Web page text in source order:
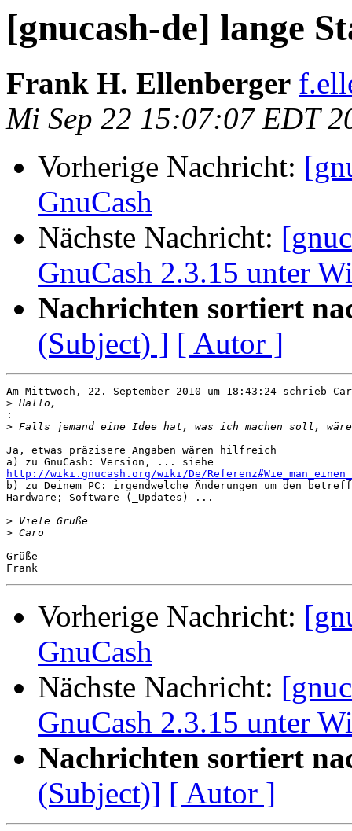
[gnucash-de] lange
Frank H. Ellenberger
Mi Sep 22 15:07:07 EDT
Vorherige Nachricht:
GnuCash
Nächste Nachricht:
GnuCash 2.3.15 unter
Nachrichten sortiert
(Subject) ] [ Autor ]
Am Mittwoch, 22. September 2010 um 18:43:24 schrieb
>
:
>
Ja, etwas präzisere Angaben wären hilfreich
http://wiki.gnucash.org/wiki/De/
b) zu Deinem PC: irgendwelche Änderungen um den
Hardware; Software (_Updates) ...
>
>
Grüße
Vorherige Nachricht:
GnuCash
Nächste Nachricht:
GnuCash 2.3.15 unter
Nachrichten sortiert
(Subject)] [ Autor ]